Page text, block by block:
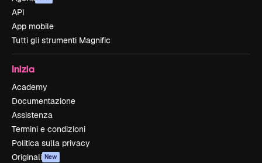
API
App mobile
Tutti gli strumenti Magnific
Inizia
Academy
Documentazione
Assistenza
Termini e condizioni
Politica sulla privacy
Originali New